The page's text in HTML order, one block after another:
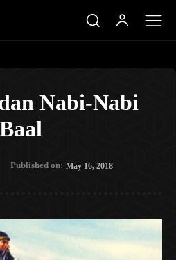
Nabi-Nabi
Baal
Published on: May 16, 2018